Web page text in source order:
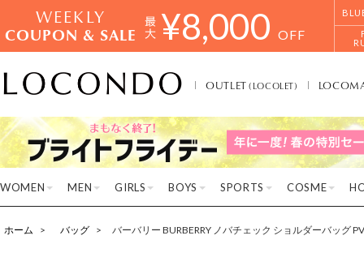
WEEKLY
COUPON & SALE ¥8,000 OFF
OUTLET(LOCOLET)
WOMEN MEN GIRLS BOYS SPORTS COSME
ホーム バッグ バーバリー BURBERRY ノバチェック ショルダーバッグ